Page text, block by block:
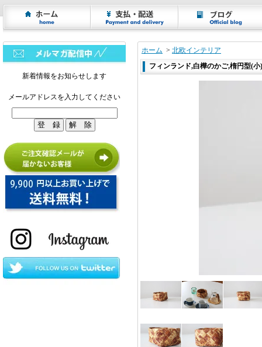
新着情報をお知らせします
メールアドレスを入力してください
ホーム > 北欧インテリア
フィンランド,白樺のかご,楕円型(